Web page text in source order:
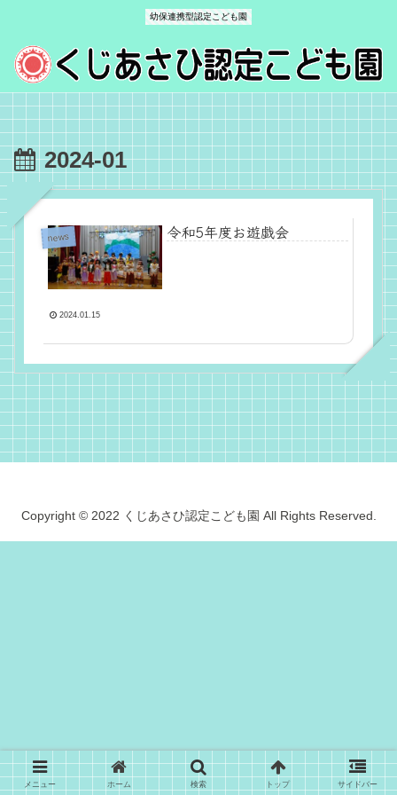
幼保連携型認定こども園
2024-01
news 令和5年度お遊戯会
2024.01.15
Copyright © 2022 くじあさひ認定こども園 All Rights Reserved.
メニュー ホーム 検索 トップ サイドバー